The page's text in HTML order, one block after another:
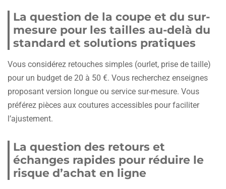
La question de la coupe et du sur-
mesure pour les tailles au-delà du
standard et solutions pratiques
Vous considérez retouches simples (ourlet, prise de taille)
pour un budget de 20 à 50 €. Vous recherchez enseignes
proposant version longue ou service sur-mesure. Vous
préférez pièces aux coutures accessibles pour faciliter
l’ajustement.
La question des retours et
échanges rapides pour réduire le
risque d’achat en ligne